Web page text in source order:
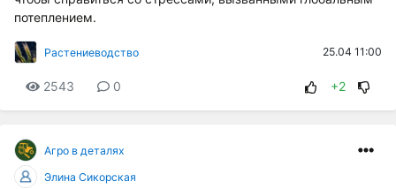
потеплением.
Растениеводство 25.04 11:00
2543 0 +2
Агро в деталях
Элина Сикорская